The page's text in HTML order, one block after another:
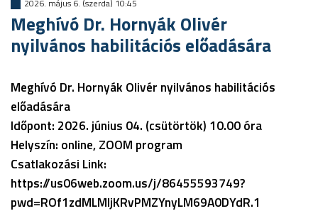
2026. május 6. (szerda) 10:45
Meghívó Dr. Hornyák Olivér
nyilvános habilitációs előadására
Meghívó Dr. Hornyák Olivér nyilvános habilitációs
előadására
Időpont: 2026. június 04. (csütörtök) 10.00 óra
Helyszín: online, ZOOM program
Csatlakozási Link:
https://us06web.zoom.us/j/86455593749?
pwd=ROf1zdMLMljKRvPMZYnyLM69A0DYdR.1